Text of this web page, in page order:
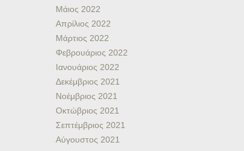
Μάιος 2022
Απρίλιος 2022
Μάρτιος 2022
Φεβρουάριος 2022
Ιανουάριος 2022
Δεκέμβριος 2021
Νοέμβριος 2021
Οκτώβριος 2021
Σεπτέμβριος 2021
Αύγουστος 2021